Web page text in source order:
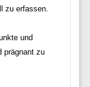
zu erfassen.
und
prägnant zu